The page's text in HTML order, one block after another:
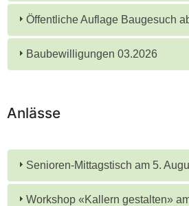
Öffentliche Auflage Baugesuch
Baubewilligungen 03.2026
Anlässe
Senioren-Mittagstisch am 5.
Workshop «Kallern gestalten»